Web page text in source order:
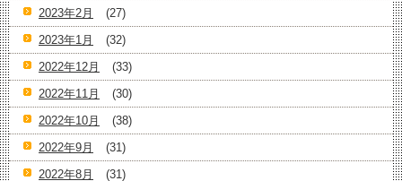
2023年2月
(27)
2023年1月
(32)
2022年12月
(33)
2022年11月
(30)
2022年10月
(38)
2022年9月
(31)
2022年8月
(31)